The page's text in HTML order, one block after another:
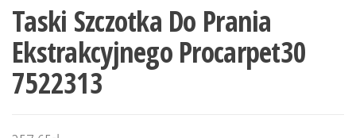
Taski Szczotka Do Prania
Ekstrakcyjnego Procarpet30
7522313